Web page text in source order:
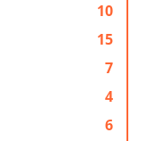
10
15
7
4
6